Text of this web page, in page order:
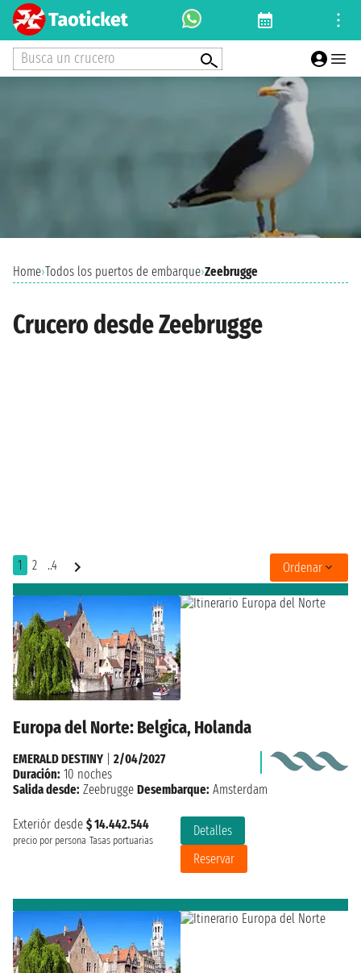
Busca un crucero
Home›Todos los puertos de embarque›Zeebrugge
Crucero desde Zeebrugge
1 2 ..4 Ordenar
Europa del Norte: Belgica, Holanda
Exteriór desde $ 14.442.544
precio por persona Tasas portuarias
Detalles
Reservar
EMERALD DESTINY
2/04/2027
Duración: 10 noches
Salida desde: Zeebrugge Desembarque: Amsterdam